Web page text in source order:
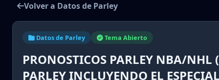
Volver a Datos de Parley
Datos de Parley Tema Abierto
PRONOSTICOS PARLEY NBA/
PARLEY INCLUYENDO EL